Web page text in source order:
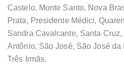
Castelo, Monte Santo, Nova
Prata, Presidente Médici,
Sandra Cavalcante, Santa
Antônio, São José, São José da
Três Irmãs.